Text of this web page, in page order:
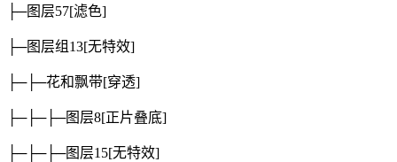
├─图层57[滤色]
├─图层组13[无特效]
├─├─花和飘带[穿透]
├─├─├─图层8[正片叠底]
├─├─├─图层15[无特效]